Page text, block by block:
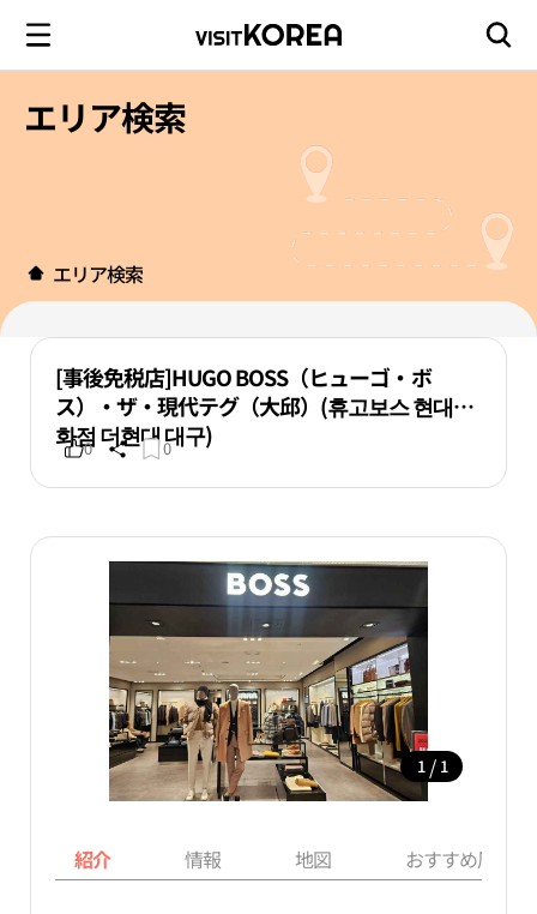
エリア検索
エリア検索
[事後免税店]HUGO BOSS（ヒューゴ・ボ
ス）・ザ・現代テグ（大邱）(휴고보스 현대백
화점 더현대 대구)
0 0
1 / 1
紹介 情報 地図 おすすめ周辺